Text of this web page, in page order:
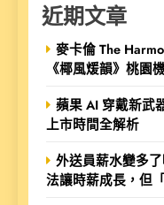
近期文章
麥卡倫 The
《椰風煖韻》桃園
蘋果 AI 穿戴新武
上市時間全解析
外送員薪水變多
法讓時薪成長，但